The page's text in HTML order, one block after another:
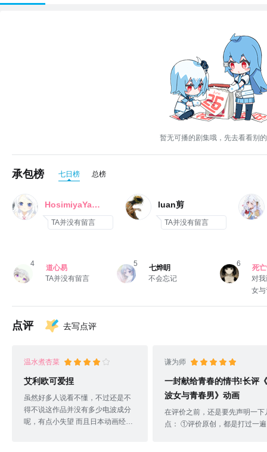
暂无可播的剧集哦，先去看看别
承包榜 七日榜 总榜
HosimiyaYashiro
TA并没有留言
luan剪
TA并没有留言
4
道心易
TA并没有留言
5
七烨眀
不会忘记
6
死
对
女
点评 去写点评
温水煮杏菜
艾利欧可爱捏
虽然好多人说看不懂，不过还是不
得不说这作品并没有多少电波成分
呢，有点小失望 而且日本动画经典
谦为师
一封献给青春的情书!长评
波女与青春男》动画
在评价之前，还是要先声明一下
点： ①评价原创，都是打过一